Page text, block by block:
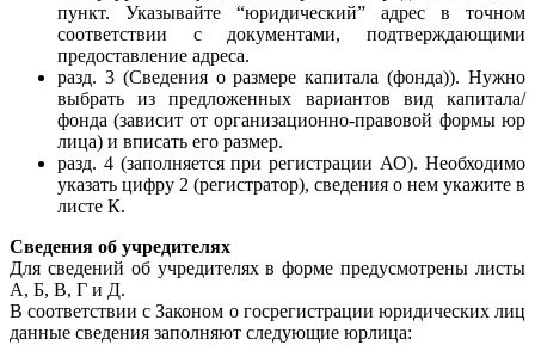
пункт. Указывайте “юридический” адрес в точном
соответствии с документами, подтверждающими
предоставление адреса.
разд. 3 (Сведения о размере капитала (фонда)). Нужно
выбрать из предложенных вариантов вид капитала/
фонда (зависит от организационно-правовой формы юр
лица) и вписать его размер.
разд. 4 (заполняется при регистрации АО). Необходимо
указать цифру 2 (регистратор), сведения о нем укажите в
листе К.
Сведения об учредителях
Для сведений об учредителях в форме предусмотрены листы
А, Б, В, Г и Д.
В соответствии с Законом о госрегистрации юридических лиц
данные сведения заполняют следующие юрлица: